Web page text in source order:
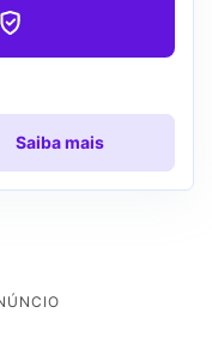
Saiba mais